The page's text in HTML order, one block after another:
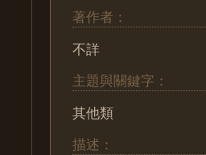
著作者：
不詳
主題與關鍵字：
其他類
描述：